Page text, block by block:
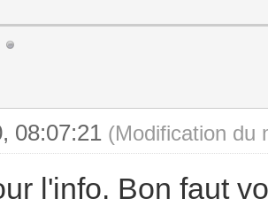
08:07:21 (Modification du
l'info. Bon faut